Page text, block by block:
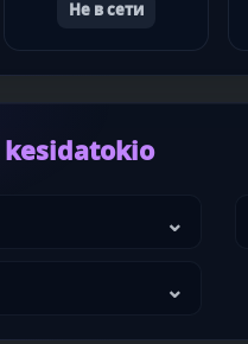
Не в сети
kesidatokio